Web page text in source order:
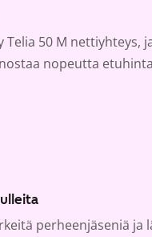
Telia 50 M nettiyhteys,
nopeutta
perheenjäseniä ja